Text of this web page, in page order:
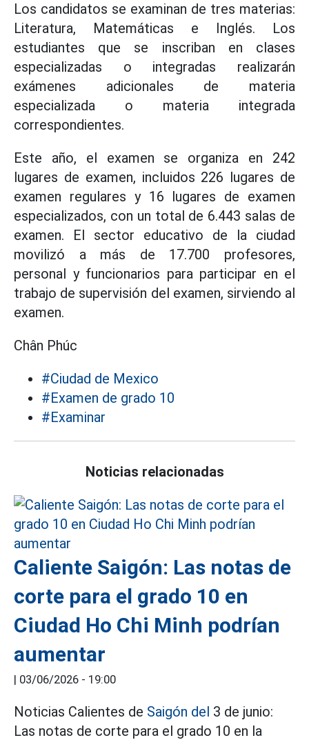
Los candidatos se examinan de tres materias:
Literatura, Matemáticas e Inglés. Los
estudiantes que se inscriban en clases
especializadas o integradas realizarán
exámenes adicionales de materia
especializada o materia integrada
correspondientes.
Este año, el examen se organiza en 242
lugares de examen, incluidos 226 lugares de
examen regulares y 16 lugares de examen
especializados, con un total de 6.443 salas de
examen. El sector educativo de la ciudad
movilizó a más de 17.700 profesores,
personal y funcionarios para participar en el
trabajo de supervisión del examen, sirviendo al
examen.
Chân Phúc
#Ciudad de Mexico
#Examen de grado 10
#Examinar
Noticias relacionadas
Caliente Saigón: Las notas de
corte para el grado 10 en
Ciudad Ho Chi Minh podrían
aumentar
| 03/06/2026 - 19:00
Noticias Calientes de Saigón del 3 de junio:
Las notas de corte para el grado 10 en la